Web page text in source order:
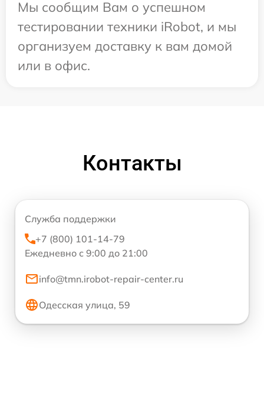
Мы сообщим Вам о успешном
тестировании техники iRobot, и мы
организуем доставку к вам домой
или в офис.
Контакты
Служба поддержки
+7 (800) 101-14-79
Ежедневно с 9:00 до 21:00
info@tmn.irobot-repair-center.ru
Одесская улица, 59